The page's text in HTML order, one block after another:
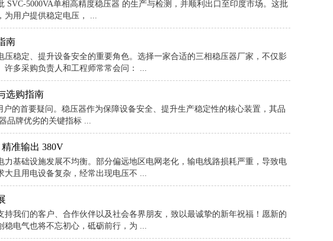
5000VA单相高精度稳压器 的生产与检测，并顺利出口至印度市场。这批
为用户提供稳定电压， ...
南
稳定、提升设备安全的重要角色。选择一家合适的三相稳压器厂家，不仅影
多采购负责人和工程师常常会问： ...
选购指南
的首要疑问。稳压器作为保障设备安全、提升生产稳定性的核心装置，其品
品牌优劣的关键指标 ...
准输出 380V
基础设施发展不均衡。部分偏远地区电网老化，输电线路损耗严重，导致电
大且用电设备复杂，经常出现电压不 ...
我们的客户、合作伙伴以及社会各界朋友，致以最诚挚的新年祝福！愿新的
电气也将不忘初心，砥砺前行，为 ...